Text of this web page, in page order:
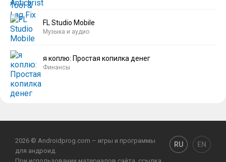
FL Studio Mobile
Музыка и аудио
я коплю: Простая копилка денег
Финансы
2026 © Androidprog.com – игры и программы
для андроид.
При использовании материалов сайта, ссылка
RU EN